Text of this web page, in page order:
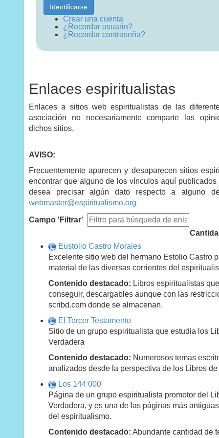
Identificarse
Crear una cuenta
¿Recordar usuario?
¿Recordar contraseña?
Enlaces espiritualistas
Enlaces a sitios web espiritualistas de las
asociación no necesariamente comparte las
dichos sitios.
AVISO:
Frecuentemente aparecen y desaparecen sitios
encontrar que alguno de los vínculos aquí
desea precisar algún dato respecto a alguno
webmaster@espiritualismo.org
Campo 'Filtrar'
Eustolio Castro Morales
Excelente sitio web del hermano Estolio Castro
material de las diversas corrientes del
Contenido destacado: Libros espiritualistas
conseguir, descargables aunque con las
scribd.com donde se almacenan.
El Tercer Testamento
Sitio de un grupo espiritualista que estudia los
Verdadera
Contenido destacado: Numerosos temas
analizados desde la perspectiva de los Libros
Los 144 000
Página de un grupo espiritualista promotor del
Verdadera, y es una de las páginas más
del espiritualismo.
Contenido destacado: Abundante cantidad de